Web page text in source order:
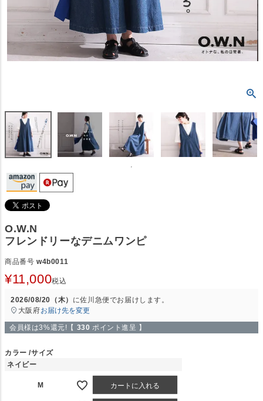
O.W.N
フレンドリーなデニムワンピ
商品番号 w4b0011
¥11,000税込
2026/08/20（木） に佐川急便でお届けします。
大阪府お届け先を変更
会員様は3%還元!【 330 ポイント進呈 】
カラー サイズ
ネイビー
M カートに入れる